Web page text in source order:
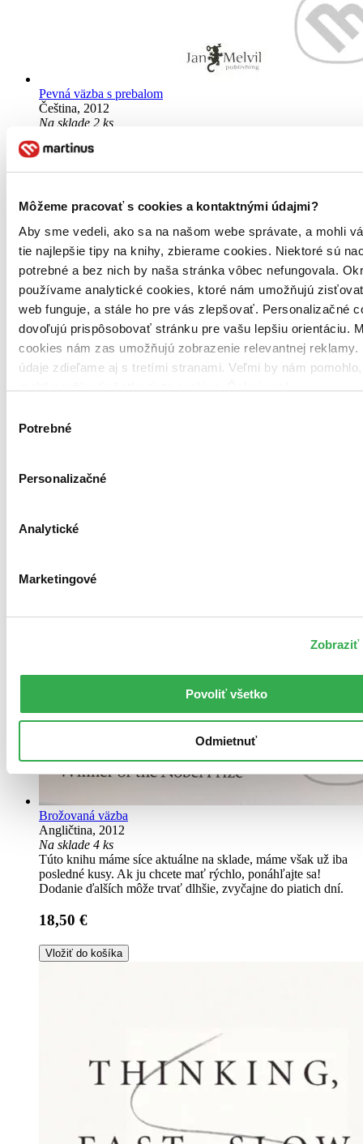
Môžeme pracovať s cookies a kontaktnými údajmi?
Aby sme vedeli, ako sa na našom webe správate, a mohli
tie najlepšie tipy na knihy, zbierame cookies. Niektoré sú
potrebné a bez nich by naša stránka vôbec nefungovala.
používame analytické cookies, ktoré nám umožňujú
web funguje, a stále ho pre vás zlepšovať. Personalizačné
dovoľujú prispôsobovať stránku pre vašu lepšiu orientáciu.
cookies nám zas umožňujú zobrazenie relevantnej reklamy.
údaje zdieľame aj s tretími stranami. Veľmi by nám
súhlasu
Potrebné
Personalizačné
Analytické
Marketingové
Zobraziť
Povoliť všetko
Odmietnuť
Pevná väzba s prebalom
Čeština, 2012
Na sklade 2 ks
posledné kusy. Ak ju chcete mať rýchlo, ponáhľajte sa!
28,30 €
Vložiť do košíka
Brožovaná väzba
Angličtina, 2012
Na sklade 4 ks
Túto knihu máme síce aktuálne na sklade, máme však už iba
posledné kusy. Ak ju chcete mať rýchlo, ponáhľajte sa!
Dodanie ďalších môže trvať dlhšie, zvyčajne do piatich dní.
18,50 €
Vložiť do košíka